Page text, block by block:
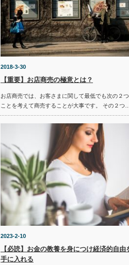
2018-3-30
【重要】お店商売の極意とは？
お店商売では、お客さまに関して最低でも次の２
ことを考えて商売することが大事です。 その２つ…
2023-2-10
【必読】お金の教養を身につけ経済的自由
手に入れる